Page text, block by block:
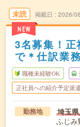
未読
NEW
掲載日 2026/
3名募集！正
で＊仕訳業
職種未経験OK
正社員への紹介予定派遣
勤務地 埼玉
ふじみ